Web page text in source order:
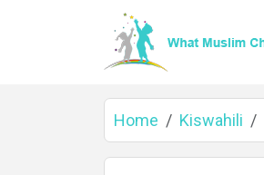
Home Kiswahili